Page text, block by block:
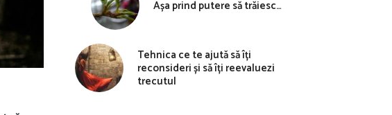
Așa prind putere să trăiesc…
Tehnica ce te ajută să îți
reconsideri și să îți reevaluezi
trecutul